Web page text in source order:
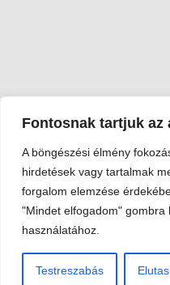
Fontosnak tartjuk az
A böngészési élmény
hirdetések vagy tartalmak
forgalom elemzése
"Mindet elfogadom" gombra
használatához.
Testreszabás
Viski Károly Múzeum
6300 Kalocsa, Szent István
351
© 2026 Viski Károly Múzeum Kalocsa